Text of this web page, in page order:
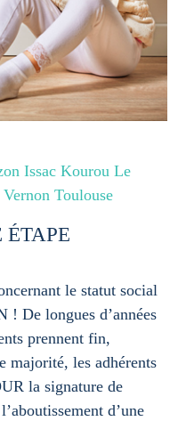
Issac Kourou Le
Toulouse
ÉTAPE
le statut social
! De longues d’années
prennent fin,
majorité, les adhérents
la signature de
d’une